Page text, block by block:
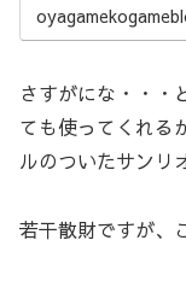
さすがにな・・・
ても使ってくれる
ルのついたサンリ
若干散財ですが、